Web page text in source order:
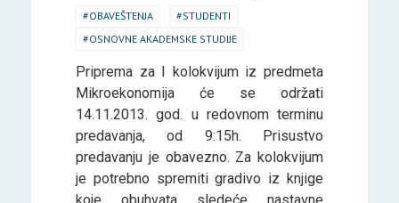
OBAVEŠTENJA
STUDENTI
OSNOVNE AKADEMSKE STUDIJE
Priprema za I kolokvijum iz predmeta
Mikroekonomija će se održati
14.11.2013. god. u redovnom terminu
predavanja, od 9:15h. Prisustvo
predavanju je obavezno. Za kolokvijum
je potrebno spremiti gradivo iz knjige
koje obuhvata sledeće nastavne